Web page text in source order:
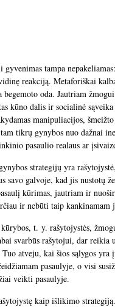
tampa
reakciją. Metaforiškai
oda. Jautriam
kūno dalis ir socialinė
manipuliacijos,
tikrų gynybos nuo dažnai
pasaulio realaus ar
strategijų yra
savo galvoje, kad jis nustotų
kūrimas, jautriam ir
ir nebūti taip kankinamam
t. y. rašytojystės,
svarbūs rašytojui, dar
atveju, kai šios sąlygos
pasaulyje, o visi
veikti pasaulyje.
kaip išlikimo